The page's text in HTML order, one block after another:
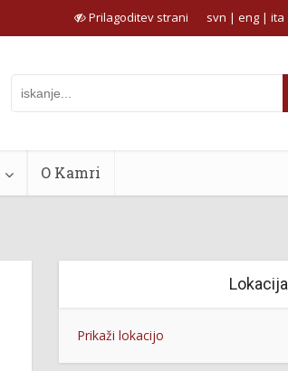
Prilagoditev strani svn | eng | ita
O Kamri
Lokacija
Prikaži lokacijo